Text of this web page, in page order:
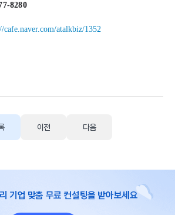
8280
cafe.naver.com/atalkbiz/1352
이전 다음
기업 맞춤 무료 컨설팅을 받아보세요